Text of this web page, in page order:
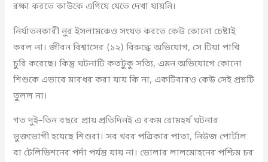
রক্ষা করতে কাউকে এগিয়ে যেতে দেখা যায়নি।
নির্যাতনকারী নুর ইসলামকেও সংযত করতে কেউ কোনো চেষ্টাই
করল না। জীবন বিশ্বাসের (১২) বিরুদ্ধে অভিযোগ, সে টিয়া পাখি
চুরি করেছে। কিন্তু ঘটনাটি কতটুকু সত্যি, এমন অভিযোগে কোনো
শিশুকে এভাবে মারধর করা যায় কি না, একটিবারও কেউ সেই প্রশ্নটি
তুলল না।
গত দুই–তিন বছরে প্রায় প্রতিদিনই এ রকম রোমহর্ষ ঘটনার
ভুক্তভোগী হয়েছে শিশুরা। সব খবর পত্রিকার পাতা, নিউজ পোর্টাল
বা টেলিভিশনের পর্দা পর্যন্ত যায় না। ভোলার লালমোহনের পশ্চিম চর